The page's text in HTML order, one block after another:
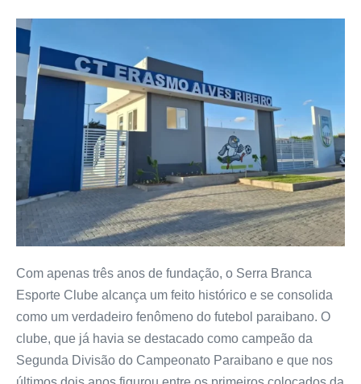
Com apenas três anos de fundação, o Serra Branca
Esporte Clube alcança um feito histórico e se consolida
como um verdadeiro fenômeno do futebol paraibano. O
clube, que já havia se destacado como campeão da
Segunda Divisão do Campeonato Paraibano e que nos